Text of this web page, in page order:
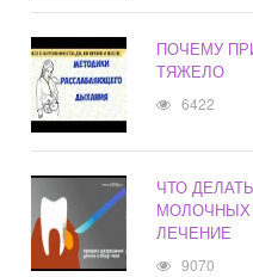
ПОЧЕМУ
ТЯЖЕЛО
6422
ЧТО
МОЛОЧНЫХ
ЛЕЧЕНИЕ
9070